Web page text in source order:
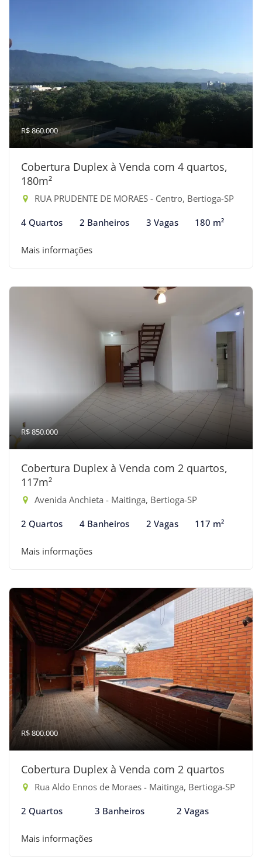
R$ 860.000
Cobertura Duplex à Venda com 4 quartos,
180m²
RUA PRUDENTE DE MORAES - Centro, Bertioga-SP
4 Quartos 2 Banheiros 3 Vagas 180 m²
Mais informações
R$ 850.000
Cobertura Duplex à Venda com 2 quartos,
117m²
Avenida Anchieta - Maitinga, Bertioga-SP
2 Quartos 4 Banheiros 2 Vagas 117 m²
Mais informações
R$ 800.000
Cobertura Duplex à Venda com 2 quartos
Rua Aldo Ennos de Moraes - Maitinga, Bertioga-SP
2 Quartos 3 Banheiros 2 Vagas
Mais informações